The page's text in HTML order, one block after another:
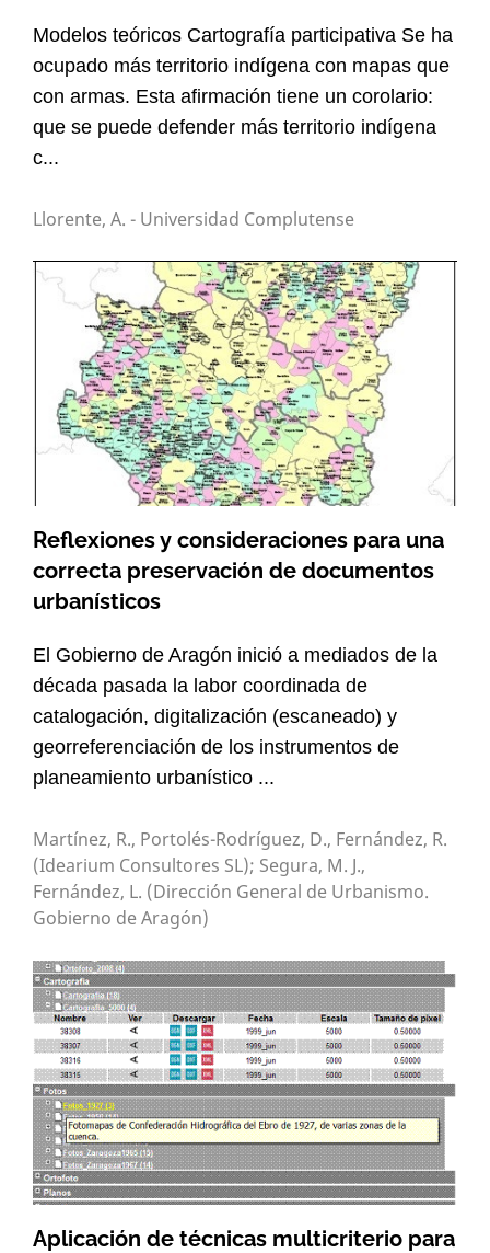
Modelos teóricos Cartografía participativa Se ha
ocupado más territorio indígena con mapas que
con armas. Esta afirmación tiene un corolario:
que se puede defender más territorio indígena
c...
Llorente, A. - Universidad Complutense
Reflexiones y consideraciones para una
correcta preservación de documentos
urbanísticos
El Gobierno de Aragón inició a mediados de la
década pasada la labor coordinada de
catalogación, digitalización (escaneado) y
georreferenciación de los instrumentos de
planeamiento urbanístico ...
Martínez, R., Portolés-Rodríguez, D., Fernández, R.
(Idearium Consultores SL); Segura, M. J.,
Fernández, L. (Dirección General de Urbanismo.
Gobierno de Aragón)
Aplicación de técnicas multicriterio para